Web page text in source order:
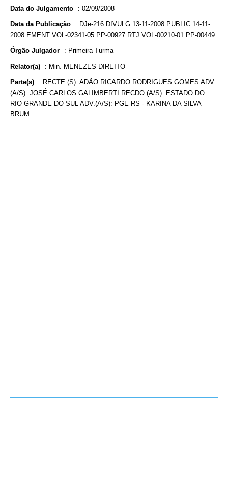
Data do Julgamento : 02/09/2008
Data da Publicação : DJe-216 DIVULG 13-11-2008 PUBLIC 14-11-
2008 EMENT VOL-02341-05 PP-00927 RTJ VOL-00210-01 PP-00449
Órgão Julgador : Primeira Turma
Relator(a) : Min. MENEZES DIREITO
Parte(s) : RECTE.(S): ADÃO RICARDO RODRIGUES GOMES ADV.
(A/S): JOSÉ CARLOS GALIMBERTI RECDO.(A/S): ESTADO DO
RIO GRANDE DO SUL ADV.(A/S): PGE-RS - KARINA DA SILVA
BRUM